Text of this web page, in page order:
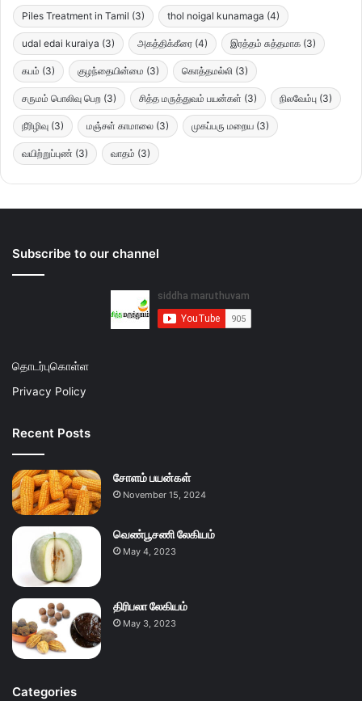
Piles Treatment in Tamil (3) thol noigal kunamaga (4)
udal edai kuraiya (3) அகத்திக்கீரை (4) இரத்தம் சுத்தமாக (3)
கபம் (3) குழந்தையின்மை (3) கொத்தமல்லி (3)
சருமம் பொலிவு பெற (3) சித்த மருத்துவம் பயன்கள் (3) நிலவேம்பு (3)
நீரிழிவு (3) மஞ்சள் காமாலை (3) முகப்பரு மறைய (3)
வயிற்றுப்புண் (3) வாதம் (3)
Subscribe to our channel
தொடர்புகொள்ள
Privacy Policy
Recent Posts
சோளம் பயன்கள்
November 15, 2024
வெண்பூசணி லேகியம்
May 4, 2023
திரிபலா லேகியம்
May 3, 2023
Categories